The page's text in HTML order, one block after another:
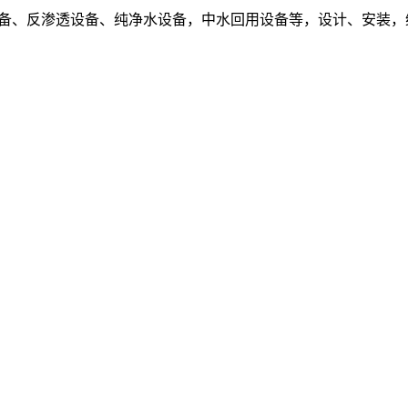
反渗透设备、纯净水设备，中水回用设备等，设计、安装，